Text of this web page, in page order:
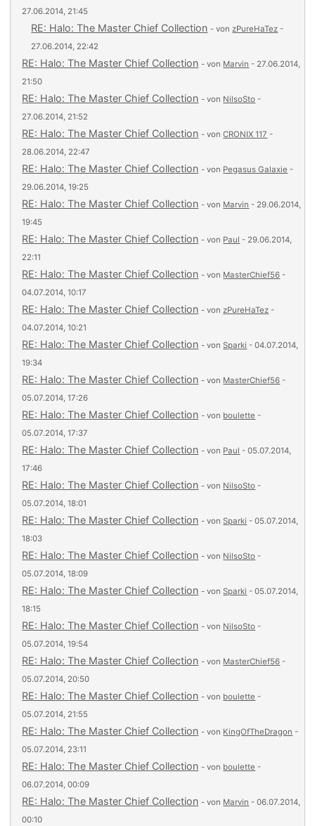
27.06.2014, 21:45
RE: Halo: The Master Chief Collection - vonzPureHaTez -
27.06.2014, 22:42
RE: Halo: The Master Chief Collection - von Marvin - 27.06.2014,
21:50
RE: Halo: The Master Chief Collection - von NilsoSto -
27.06.2014, 21:52
RE: Halo: The Master Chief Collection - vonCRONIX 117 -
28.06.2014, 22:47
RE: Halo: The Master Chief Collection - von Pegasus Galaxie -
29.06.2014, 19:25
RE: Halo: The Master Chief Collection - von Marvin - 29.06.2014,
19:45
RE: Halo: The Master Chief Collection - von Paul - 29.06.2014,
22:11
RE: Halo: The Master Chief Collection - von MasterChief56 -
04.07.2014, 10:17
RE: Halo: The Master Chief Collection - vonzPureHaTez -
04.07.2014, 10:21
RE: Halo: The Master Chief Collection - vonSparki - 04.07.2014,
19:34
RE: Halo: The Master Chief Collection - von MasterChief56 -
05.07.2014, 17:26
RE: Halo: The Master Chief Collection - von boulette -
05.07.2014, 17:37
RE: Halo: The Master Chief Collection - von Paul - 05.07.2014,
17:46
RE: Halo: The Master Chief Collection - von NilsoSto -
05.07.2014, 18:01
RE: Halo: The Master Chief Collection - vonSparki - 05.07.2014,
18:03
RE: Halo: The Master Chief Collection - von NilsoSto -
05.07.2014, 18:09
RE: Halo: The Master Chief Collection - vonSparki - 05.07.2014,
18:15
RE: Halo: The Master Chief Collection - von NilsoSto -
05.07.2014, 19:54
RE: Halo: The Master Chief Collection - von MasterChief56 -
05.07.2014, 20:50
RE: Halo: The Master Chief Collection - von boulette -
05.07.2014, 21:55
RE: Halo: The Master Chief Collection - von KingOfTheDragon -
05.07.2014, 23:11
RE: Halo: The Master Chief Collection - von boulette -
06.07.2014, 00:09
RE: Halo: The Master Chief Collection - von Marvin - 06.07.2014,
00:10